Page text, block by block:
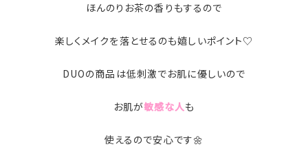
ほんのりお茶の香りもするので
楽しくメイクを落とせるのも嬉しいポイント♡
DUOの商品は低刺激でお肌に優しいので
お肌が敏感な人も
使えるので安心です🌼